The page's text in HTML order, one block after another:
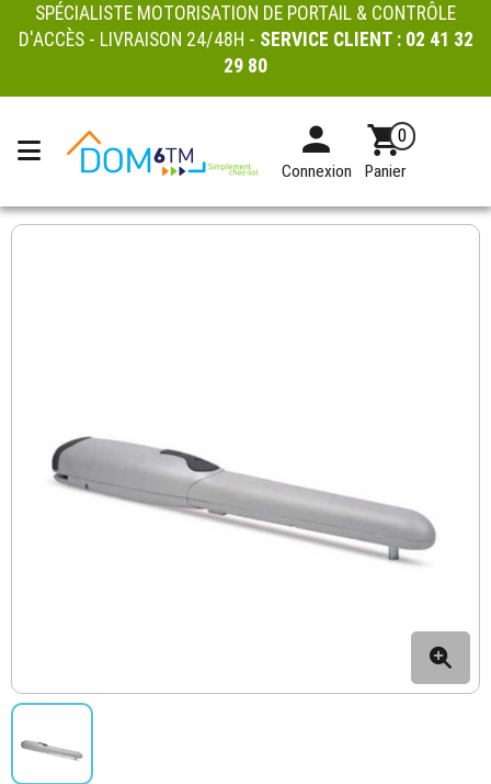
SPÉCIALISTE MOTORISATION DE PORTAIL & CONTRÔLE
D'ACCÈS - LIVRAISON 24/48H - SERVICE CLIENT : 02 41 32
29 80
Connexion
0
Panier